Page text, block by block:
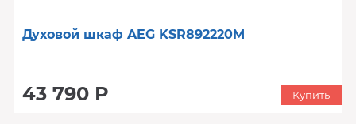
Духовой шкаф AEG KSR892220M
43 790 Р Купить